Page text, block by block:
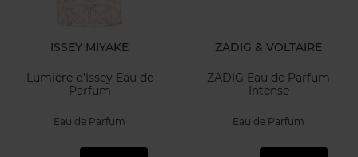
ISSEY MIYAKE
Lumière d'Issey Eau de
Parfum
Eau de Parfum
ZADIG & VOLTAIRE
ZADIG Eau de Parfum
Intense
Eau de Parfum